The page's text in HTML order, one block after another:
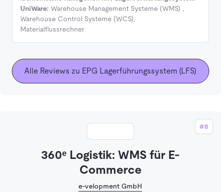
UniWare: Warehouse Management Systeme (WMS) ,
Warehouse Control Systeme (WCS),
Materialflussrechner
Alle Reviews zu EPG Lagerführungssystem (LFS)
#8
360ᵉ Logistik: WMS für E-
Commerce
e-velopment GmbH